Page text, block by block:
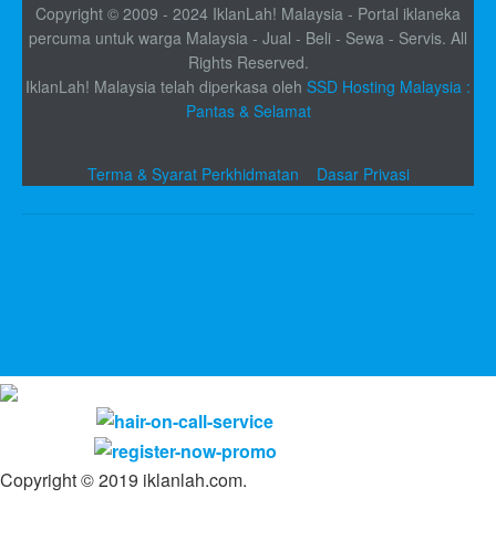
Copyright © 2009 - 2024 IklanLah! Malaysia - Portal iklaneka
percuma untuk warga Malaysia - Jual - Beli - Sewa - Servis. All
Rights Reserved.
IklanLah! Malaysia telah diperkasa oleh SSD Hosting Malaysia :
Pantas & Selamat
Terma & Syarat Perkhidmatan Dasar Privasi
Copyright © 2019 iklanlah.com.